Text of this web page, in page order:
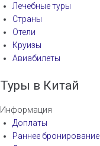
Лечебные туры
Страны
Отели
Круизы
Авиабилеты
Туры в Китай
Информация
Доплаты
Раннее бронирование